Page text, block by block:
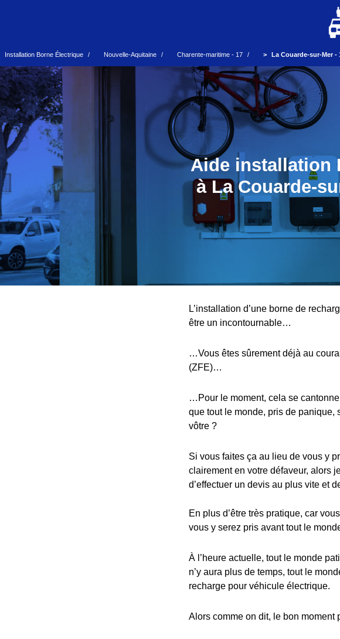
Installation Borne Électrique Nouvelle-Aquitaine Charente-maritime - 17 La Couarde-sur-Mer -
Aide installation
à La Couarde-
L’installation d’une borne de
être un incontournable…
…Vous êtes sûrement déjà au
(ZFE)…
…Pour le moment, cela se
que tout le monde, pris de panique,
vôtre ?
Si vous faites ça au lieu de vous y
clairement en votre défaveur, alors
d’effectuer un devis au plus vite et
En plus d’être très pratique, car
vous y serez pris avant tout le
À l’heure actuelle, tout le monde
n’y aura plus de temps, tout le
recharge pour véhicule électrique.
Alors comme on dit, le bon moment